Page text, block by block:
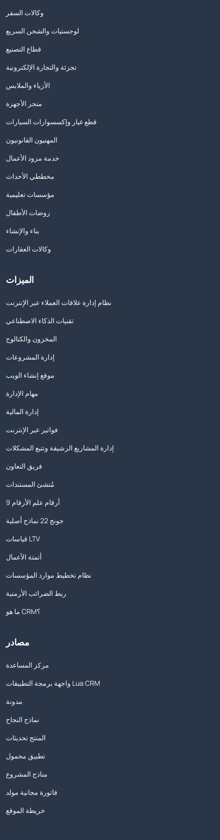
وكالات السفر
لوجستيات والشحن السريع
قطاع التصنيع
تجزئة والتجارة الإلكترونية
الأزياء والملابس
متجر الأجهزة
قطع غيار وإكسسوارات السيارات
المهنيون القانونيون
خدمة مزود الأعمال
مخططي الأحداث
مؤسسات تعليمية
روضات الأطفال
بناء والإنشاء
وكالات العقارات
الميزات
نظام إدارة علاقات العملاء عبر الإنترنت
تقنيات الذكاء الاصطناعي
المخزون والكتالوج
إدارة المشروعات
موقع إنشاء الويب
مهام الإدارة
إدارة المالية
فواتير عبر الإنترنت
إدارة المشاريع الرشيقة وتتبع المشكلات
فريق التعاون
مُنشئ المستندات
9 أرقام علم الأرقام
جونج 22 نماذج أصلية
قياسات LTV
أتمتة الأعمال
نظام تخطيط موارد المؤسسات
ربط الضرائب الأرمنية
ما هو CRM؟
مصادر
مركز المساعدة
واجهة برمجة التطبيقات Lua CRM
مدونة
نماذج النجاح
المنتج تحديثات
تطبيق محمول
مناذج المشروع
فاتورة مجانية مولد
خريطة الموقع